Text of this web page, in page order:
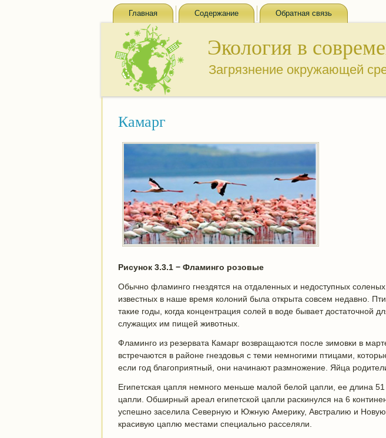
Главная Содержание Обратная связь
Экология в
Загрязнение окружающей
Камарг
Рисунок 3.3.1 − Фламинго розовые
Обычно фламинго гнездятся на отдаленных и недоступных соленых
известных в наше время колоний была открыта совсем недавно.
такие годы, когда концентрация солей в воде бывает достаточной
служащих им пищей животных.
Фламинго из резервата Камарг возвращаются после зимовки в
встречаются в районе гнездовья с теми немногими птицами,
если год благоприятный, они начинают размножение. Яйца
Египетская цапля немного меньше малой белой цапли, ее длина
цапли. Обширный ареал египетской цапли раскинулся на 6
успешно заселила Северную и Южную Америку, Австралию и
красивую цаплю местами специально расселяли.